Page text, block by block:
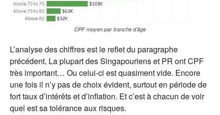
CPF moyen par tranche d’âge
L’analyse des chiffres est le reflet du paragraphe
précédent. La plupart des Singapouriens et PR ont CPF
très important… Ou celui-ci est quasiment vide. Encore
une fois il n’y pas de choix évident, surtout en période de
fort taux d’intérêts et d’inflation. Et c’est à chacun de voir
quel est sa tolérance aux risques.